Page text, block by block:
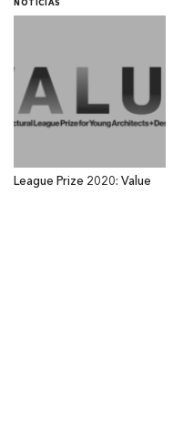
NOTICIAS
League Prize 2020: Value